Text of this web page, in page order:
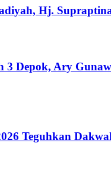
Hj.
Depok, Ary
Teguhkan